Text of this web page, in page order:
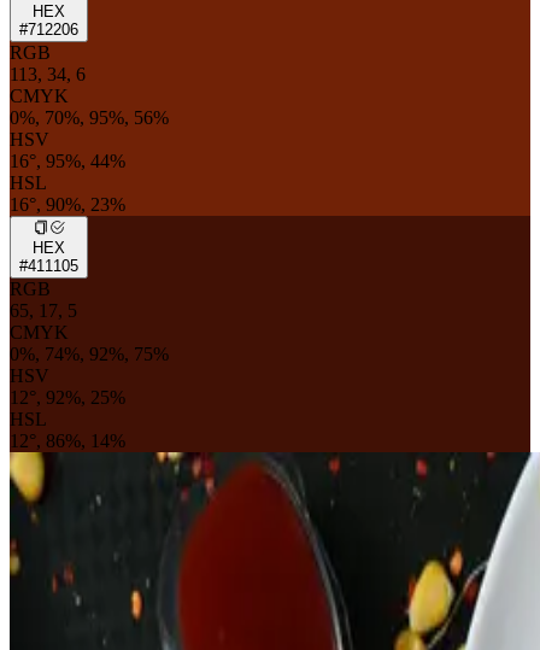
HEX
#712206
RGB
113, 34, 6
CMYK
0%, 70%, 95%, 56%
HSV
16°, 95%, 44%
HSL
16°, 90%, 23%
HEX
#411105
RGB
65, 17, 5
CMYK
0%, 74%, 92%, 75%
HSV
12°, 92%, 25%
HSL
12°, 86%, 14%